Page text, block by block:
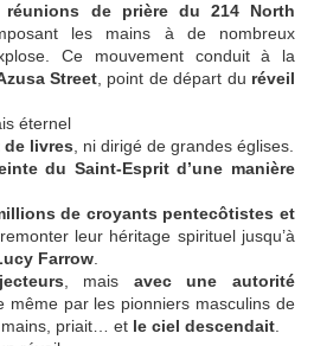
réunions de prière du 214 North
les mains à de nombreux
Ce mouvement conduit à la
Street , point de départ du réveil
éternel
de livres , ni dirigé de grandes églises.
du Saint-Esprit d’une manière
de croyants pentecôtistes et
leur héritage spirituel jusqu’à
Farrow
, mais avec une autorité
même par les pionniers masculins de
mains, priait… et le ciel descendait